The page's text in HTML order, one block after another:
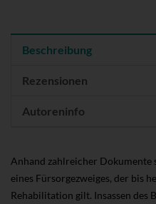
Beschreibung
Rezensionen
Autoreninfo
Anhand zahlreicher Dokumente
eines Fürsorgezweiges, der bis
Rehabilitation gilt. Insassen des